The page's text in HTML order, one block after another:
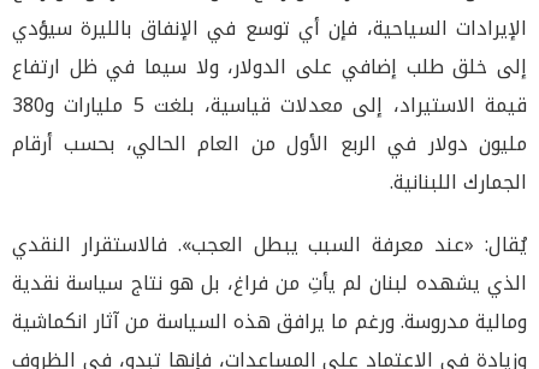
الإيرادات السياحية، فإن أي توسع في الإنفاق بالليرة سيؤدي
إلى خلق طلب إضافي على الدولار، ولا سيما في ظل ارتفاع
قيمة الاستيراد، إلى معدلات قياسية، بلغت 5 مليارات و380
مليون دولار في الربع الأول من العام الحالي، بحسب أرقام
الجمارك اللبنانية.
يُقال: «عند معرفة السبب يبطل العجب». فالاستقرار النقدي
الذي يشهده لبنان لم يأتِ من فراغ، بل هو نتاج سياسة نقدية
ومالية مدروسة. ورغم ما يرافق هذه السياسة من آثار انكماشية
وزيادة في الاعتماد على المساعدات، فإنها تبدو، في الظروف